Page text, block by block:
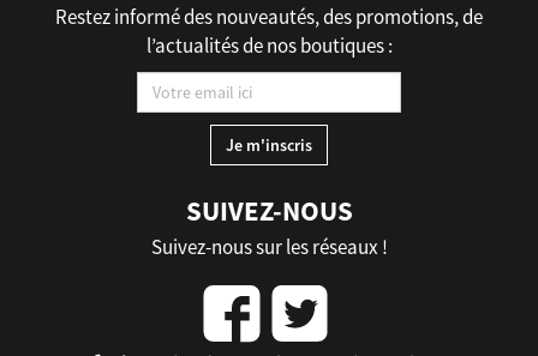
Restez informé des nouveautés, des promotions, de
l’actualités de nos boutiques :
SUIVEZ-NOUS
Suivez-nous sur les réseaux !